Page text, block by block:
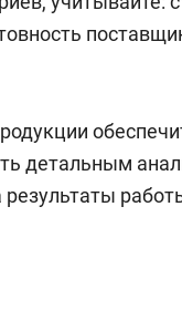
детальным
результаты